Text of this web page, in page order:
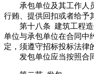
承包单位及其工作人员
行贿、提供回扣或者给予
第十八条 建筑工程造
单位与承包单位在合同中
定，须遵守招标投标法律
发包单位应当按照合同